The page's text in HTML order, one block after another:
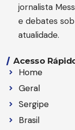
jornalista
e debates
atualidade.
Acesso
Home
Geral
Sergipe
Brasil